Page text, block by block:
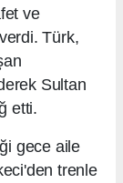
ve
Türk,
Sultan
etti.
gece aile
trenle